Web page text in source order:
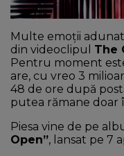
Multe emoții
din videoclipul The
Pentru moment
are, cu vreo 3
48 de ore după
putea rămane doar
Piesa vine de pe
Open”, lansat pe 7